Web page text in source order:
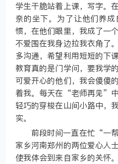
学生干脆站着上课，写字。
奈的坐下。为了让他们养
惯，在他们眼里，我成了一
不爱围在我身边拉我衣角了
多沟通，希望利用短短的下
教育真的是门学问，要我学
可爱开心的他们，我会傻傻
着我。每天在“老师再见”中
轻巧的穿梭在山间小路中，
实。
前段时间一直在忙“一
家乡河南郑州的两位爱心人
使我体会到来自家乡的关怀